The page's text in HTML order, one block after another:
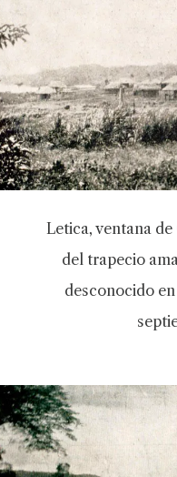
Letica, ventana
del trapecio
desconocido